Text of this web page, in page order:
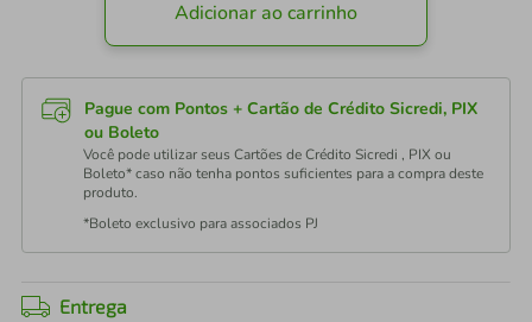
Adicionar ao carrinho
Pague com Pontos + Cartão de Crédito Sicredi, PIX
ou Boleto
Você pode utilizar seus Cartões de Crédito Sicredi , PIX ou
Boleto* caso não tenha pontos suficientes para a compra deste
produto.
*Boleto exclusivo para associados PJ
Entrega